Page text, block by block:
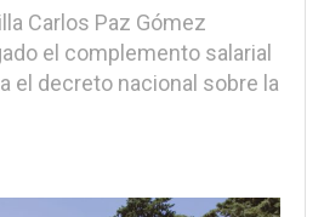
Carlos Paz Gómez
el complemento salarial
el decreto nacional sobre la